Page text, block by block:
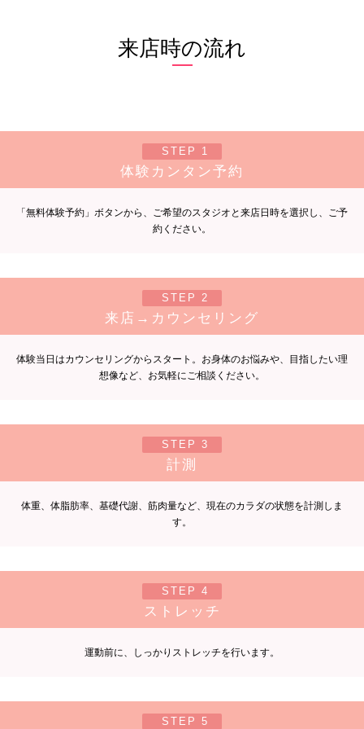
来店時の流れ
STEP 1
体験カンタン予約
「無料体験予約」ボタンから、ご希望のスタジオと来店日時を選択し、ご予
約ください。
STEP 2
来店→カウンセリング
体験当日はカウンセリングからスタート。お身体のお悩みや、目指したい理
想像など、お気軽にご相談ください。
STEP 3
計測
体重、体脂肪率、基礎代謝、筋肉量など、現在のカラダの状態を計測しま
す。
STEP 4
ストレッチ
運動前に、しっかりストレッチを行います。
STEP 5